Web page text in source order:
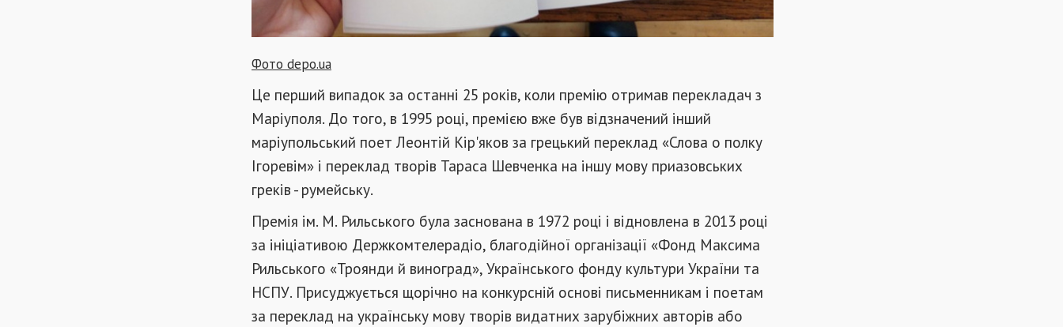
Фото depo.ua
Це перший випадок за останні 25 років, коли премію отримав перекладач з
Маріуполя. До того, в 1995 році, премією вже був відзначений інший
маріупольський поет Леонтій Кір'яков за грецький переклад «Слова о полку
Ігоревім» і переклад творів Тараса Шевченка на іншу мову приазовських
греків - румейську.
Премія ім. М. Рильського була заснована в 1972 році і відновлена ​​в 2013 році
за ініціативою Держкомтелерадіо, благодійної організації «Фонд Максима
Рильського «Троянди й виноград», Українського фонду культури України та
НСПУ. Присуджується щорічно на конкурсній основі письменникам і поетам
за переклад на українську мову творів видатних зарубіжних авторів або